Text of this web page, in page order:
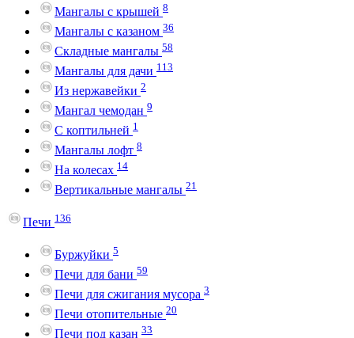
Мангалы с крышей 8
Мангалы с казаном 36
Складные мангалы 58
Мангалы для дачи 113
Из нержавейки 2
Мангал чемодан 9
С коптильней 1
Мангалы лофт 8
На колесах 14
Вертикальные мангалы 21
Печи 136
Буржуйки 5
Печи для бани 59
Печи для сжигания мусора 3
Печи отопительные 20
Печи под казан 33